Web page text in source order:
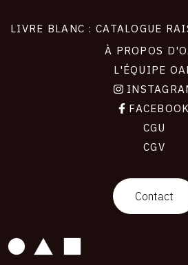
LIVRE BLANC : CATALOGUE
À PROPOS
L'ÉQUIPE
FACEBOOK
CGU
CGV
Contact